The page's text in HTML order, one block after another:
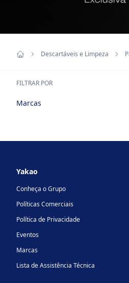
Descartáveis e Limpeza
FILTRAR POR
Marcas
Yakao
Conheça o Grupo
Políticas Comerciais
Política de Privacidade
Eventos
Marcas
Lista de Assistência Técnica